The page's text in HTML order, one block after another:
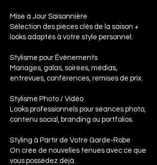
Mise à Jour Saisonnière
Sélection des pièces clés de la saison +
looks adaptés à votre style personnel.
Stylisme pour Événements
Mariages, galas, soirées, médias,
entrevues, conférences, remises de prix.
Stylisme Photo / Vidéo
Looks professionnels pour séances photo,
contenu social, branding ou portfolios.
Styling à Partir de Votre Garde-Robe
On crée de nouvelles tenues avec ce que
vous possédez déjà.